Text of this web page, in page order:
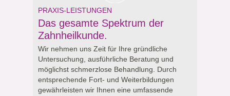
PRAXIS-LEISTUNGEN
Das gesamte Spektrum der
Zahnheilkunde.
Wir nehmen uns Zeit für Ihre gründliche
Untersuchung, ausführliche Beratung und
möglichst schmerzlose Behandlung. Durch
entsprechende Fort- und Weiterbildungen
gewährleisten wir Ihnen eine umfassende